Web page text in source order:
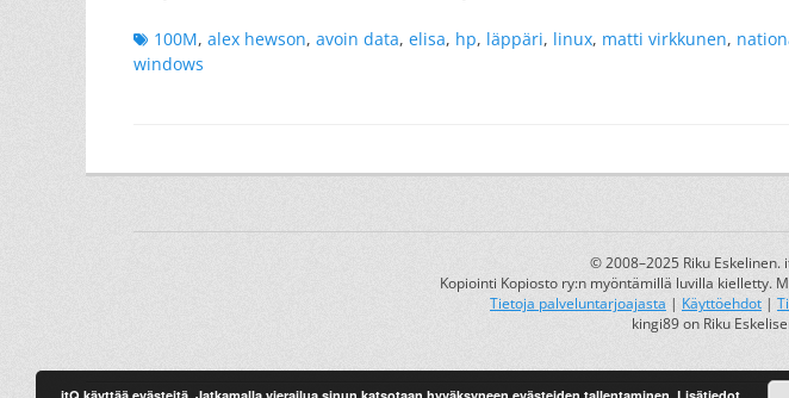
Tags100M, alex hewson, avoin data, elisa, hp, läppäri, linux, matti virkkunen,
windows
© 2008–2025 Riku Eskelinen.
Kopiointi Kopiosto ry:n myöntämillä luvilla kielletty.
Tietoja palveluntarjoajasta | Käyttöehdot |
kingi89 on Riku